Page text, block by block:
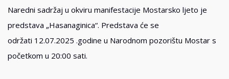
Naredni sadržaj u okviru manifestacije Mostarsko ljeto je
predstava „Hasanaginica“. Predstava će se
održati 12.07.2025 .godine u Narodnom pozorištu Mostar s
početkom u 20:00 sati.